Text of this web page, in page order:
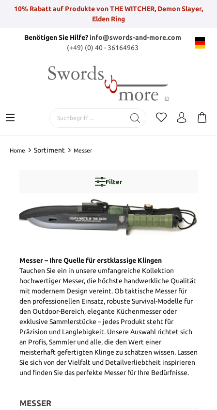
10% Rabatt auf Produkte von THE WITCHER, Demon Slayer,
Elden Ring
Benötigen Sie Hilfe?info@swords-and-more.com
(+49) (0) 40 - 36164963
Home Sortiment Messer
Filter
Messer – Ihre Quelle für erstklassige Klingen
Tauchen Sie ein in unsere umfangreiche Kollektion
hochwertiger Messer, die höchste handwerkliche Qualität
mit modernem Design vereint. Ob taktische Messer für
den professionellen Einsatz, robuste Survival-Modelle für
den Outdoor-Bereich, elegante Küchenmesser oder
exklusive Sammlerstücke – jedes Produkt steht für
Präzision und Langlebigkeit. Unsere Auswahl richtet sich
an Profis, Sammler und alle, die den Wert einer
meisterhaft gefertigten Klinge zu schätzen wissen. Lassen
Sie sich von der Vielfalt und Detailverliebtheit inspirieren
und finden Sie das perfekte Messer für Ihre Bedürfnisse.
MESSER